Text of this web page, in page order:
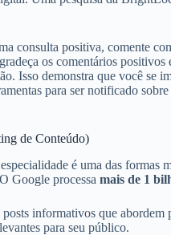
consulta positiva, comente
os comentários positivos
Isso demonstra que você se
para ser notificado
de Conteúdo)
é uma das
Google processa mais de 1
informativos que
para seu público.